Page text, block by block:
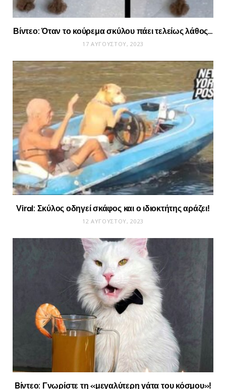
Βίντεο: Όταν το κούρεμα σκύλου πάει τελείως λάθος…
17 ΑΥΓΟΎΣΤΟΥ, 2023
Viral: Σκύλος οδηγεί σκάφος και ο ιδιοκτήτης αράζει!
12 ΑΥΓΟΎΣΤΟΥ, 2023
Bίντεο: Γνωρίστε τη «μεγαλύτερη γάτα του κόσμου»!